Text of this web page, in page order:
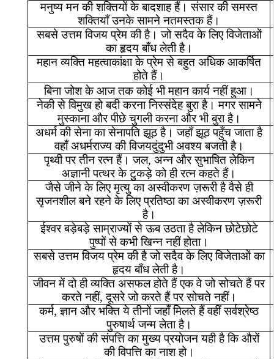
मनुष्य मन की शक्तियों के बादशाह हैं। संसार की समस्त
शक्तियाँ उनके सामने नतमस्तक हैं।
सबसे उत्तम विजय प्रेम की है। जो सदैव के लिए विजेताओं
का हृदय बाँध लेती है।
महान व्यक्ति महत्वाकांक्षा के प्रेम से बहुत अधिक आकर्षित
होते हैं।
बिना जोश के आज तक कोई भी महान कार्य नहीं हुआ।
नेकी से विमुख हो बदी करना निस्संदेह बुरा है। मगर सामने
मुस्काना और पीछे चुगली करना और भी बुरा है।
अधर्म की सेना का सेनापति झूठ है। जहाँ झूठ पहुँच जाता है
वहाँ अधर्मराज्य की विजयदुंदुभी अवश्य बजती है।
पृथ्वी पर तीन रत्न हैं। जल, अन्न और सुभाषित लेकिन
अज्ञानी पत्थर के टुकड़े को ही रत्न कहते हैं।
जैसे जीने के लिए मृत्यु का अस्वीकरण ज़रूरी है वैसे ही
सृजनशील बने रहने के लिए प्रतिष्ठा का अस्वीकरण ज़रूरी
है।
ईश्वर बड़ेबड़े साम्राज्यों से ऊब उठता है लेकिन छोटेछोटे
पुष्पों से कभी खिन्न नहीं होता।
सबसे उत्तम विजय प्रेम की है जो सदैव के लिए विजेताओं का
हृदय बाँध लेती है।
जीवन में दो ही व्यक्ति असफल होते हैं एक वे जो सोचते हैं पर
करते नहीं,दूसरे जो करते हैं पर सोचते नहीं।
कर्म,ज्ञान और भक्ति ये तीनों जहाँ मिलते हैं वहीं सर्वश्रेष्ठ
पुरुषार्थ जन्म लेता है।
उत्तम पुरुषों की संपत्ति का मुख्य प्रयोजन यही है कि औरों
की विपत्ति का नाश हो।